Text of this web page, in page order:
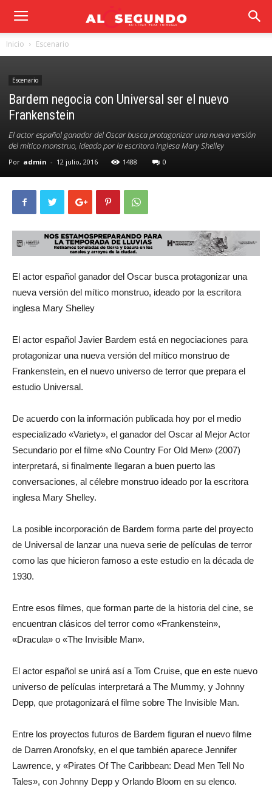
Inicio Escenario
Escenario
Bardem negocia con Universal ser el nuevo
Frankenstein
El actor español ganador del Oscar busca protagonizar una nueva versión
del mítico monstruo, ideado por la escritora inglesa Mary Shelley
Por admin - 12 julio, 2016 1488 0
El actor español ganador del Oscar busca protagonizar una
nueva versión del mítico monstruo, ideado por la escritora
inglesa Mary Shelley
El actor español Javier Bardem está en negociaciones para
protagonizar una nueva versión del mítico monstruo de
Frankenstein, en el nuevo universo de terror que prepara el
estudio Universal.
De acuerdo con la información publicada hoy por el medio
especializado «Variety», el ganador del Oscar al Mejor Actor
Secundario por el filme «No Country For Old Men» (2007)
interpretará, si finalmente llegaran a buen puerto las
conversaciones, al célebre monstruo ideado por la escritora
inglesa Mary Shelley.
La posible incorporación de Bardem forma parte del proyecto
de Universal de lanzar una nueva serie de películas de terror
como las que hicieron famoso a este estudio en la década de
1930.
Entre esos filmes, que forman parte de la historia del cine, se
encuentran clásicos del terror como «Frankenstein»,
«Dracula» o «The Invisible Man».
El actor español se unirá así a Tom Cruise, que en este nuevo
universo de películas interpretará a The Mummy, y Johnny
Depp, que protagonizará el filme sobre The Invisible Man.
Entre los proyectos futuros de Bardem figuran el nuevo filme
de Darren Aronofsky, en el que también aparece Jennifer
Lawrence, y «Pirates Of The Caribbean: Dead Men Tell No
Tales», con Johnny Depp y Orlando Bloom en su elenco.